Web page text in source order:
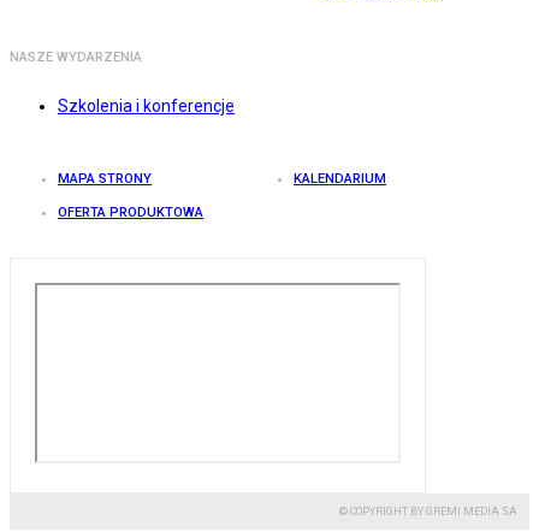
NASZE WYDARZENIA
Szkolenia i konferencje
MAPA STRONY KALENDARIUM
OFERTA PRODUKTOWA
© COPYRIGHT BY GREMI MEDIA SA